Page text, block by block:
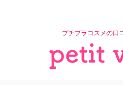
プチプラコスメの口